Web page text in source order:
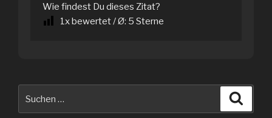
Wie findest Du dieses Zitat?
1 x bewertet / Ø: 5 Sterne
nach: